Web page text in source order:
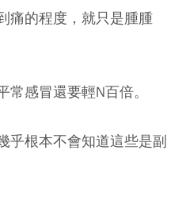
痛的程度，就只是腫腫
感冒還要輕N百倍。
乎根本不會知道這些是副